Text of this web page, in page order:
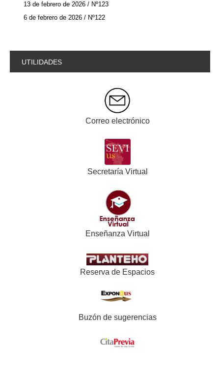
13 de febrero de 2026 / Nº123
6 de febrero de 2026 / Nº122
UTILIDADES
Correo electrónico
Secretaría Virtual
Enseñanza Virtual
Reserva de Espacios
Buzón de sugerencias